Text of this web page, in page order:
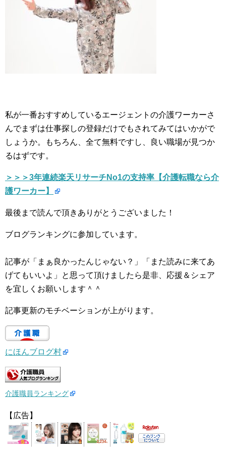
私が一番おすすめしているエージェントの介護ワーカーさ
んでまずは仕事探しの登録だけでもされてみてはいかがで
しょうか。もちろん、全て無料ですし、良い職場が見つか
るはずです。
＞＞＞3年連続楽天リサーチNo1の支持率【介護転職なら介
護ワーカー】
最後まで読んで頂きありがとうございました！
ブログランキングに参加しています。
記事が「まぁ良かったんじゃない？」「また読みに来てあ
げてもいいよ」と思って頂けましたら是非、応援＆シェア
を宜しくお願いします＾＾
記事更新のモチベーションが上がります。
にほんブログ村
介護職員ランキング
【広告】